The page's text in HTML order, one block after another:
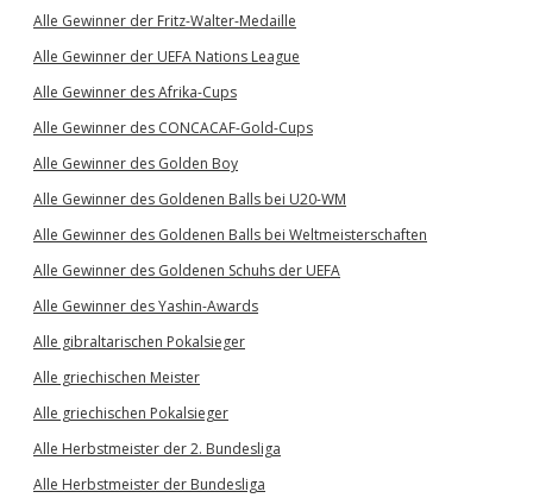
Alle Gewinner der Fritz-Walter-Medaille
Alle Gewinner der UEFA Nations League
Alle Gewinner des Afrika-Cups
Alle Gewinner des CONCACAF-Gold-Cups
Alle Gewinner des Golden Boy
Alle Gewinner des Goldenen Balls bei U20-WM
Alle Gewinner des Goldenen Balls bei Weltmeisterschaften
Alle Gewinner des Goldenen Schuhs der UEFA
Alle Gewinner des Yashin-Awards
Alle gibraltarischen Pokalsieger
Alle griechischen Meister
Alle griechischen Pokalsieger
Alle Herbstmeister der 2. Bundesliga
Alle Herbstmeister der Bundesliga